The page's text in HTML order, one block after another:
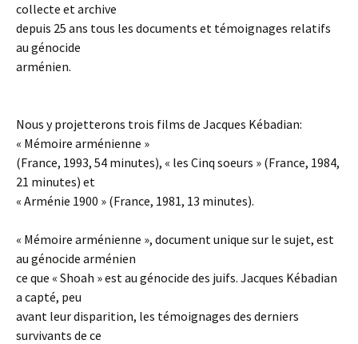
collecte et archive
depuis 25 ans tous les documents et témoignages relatifs
au génocide
arménien.
Nous y projetterons trois films de Jacques Kébadian:
« Mémoire arménienne »
(France, 1993, 54 minutes), « les Cinq soeurs » (France, 1984,
21 minutes) et
« Arménie 1900 » (France, 1981, 13 minutes).
« Mémoire arménienne », document unique sur le sujet, est
au génocide arménien
ce que « Shoah » est au génocide des juifs. Jacques Kébadian
a capté, peu
avant leur disparition, les témoignages des derniers
survivants de ce